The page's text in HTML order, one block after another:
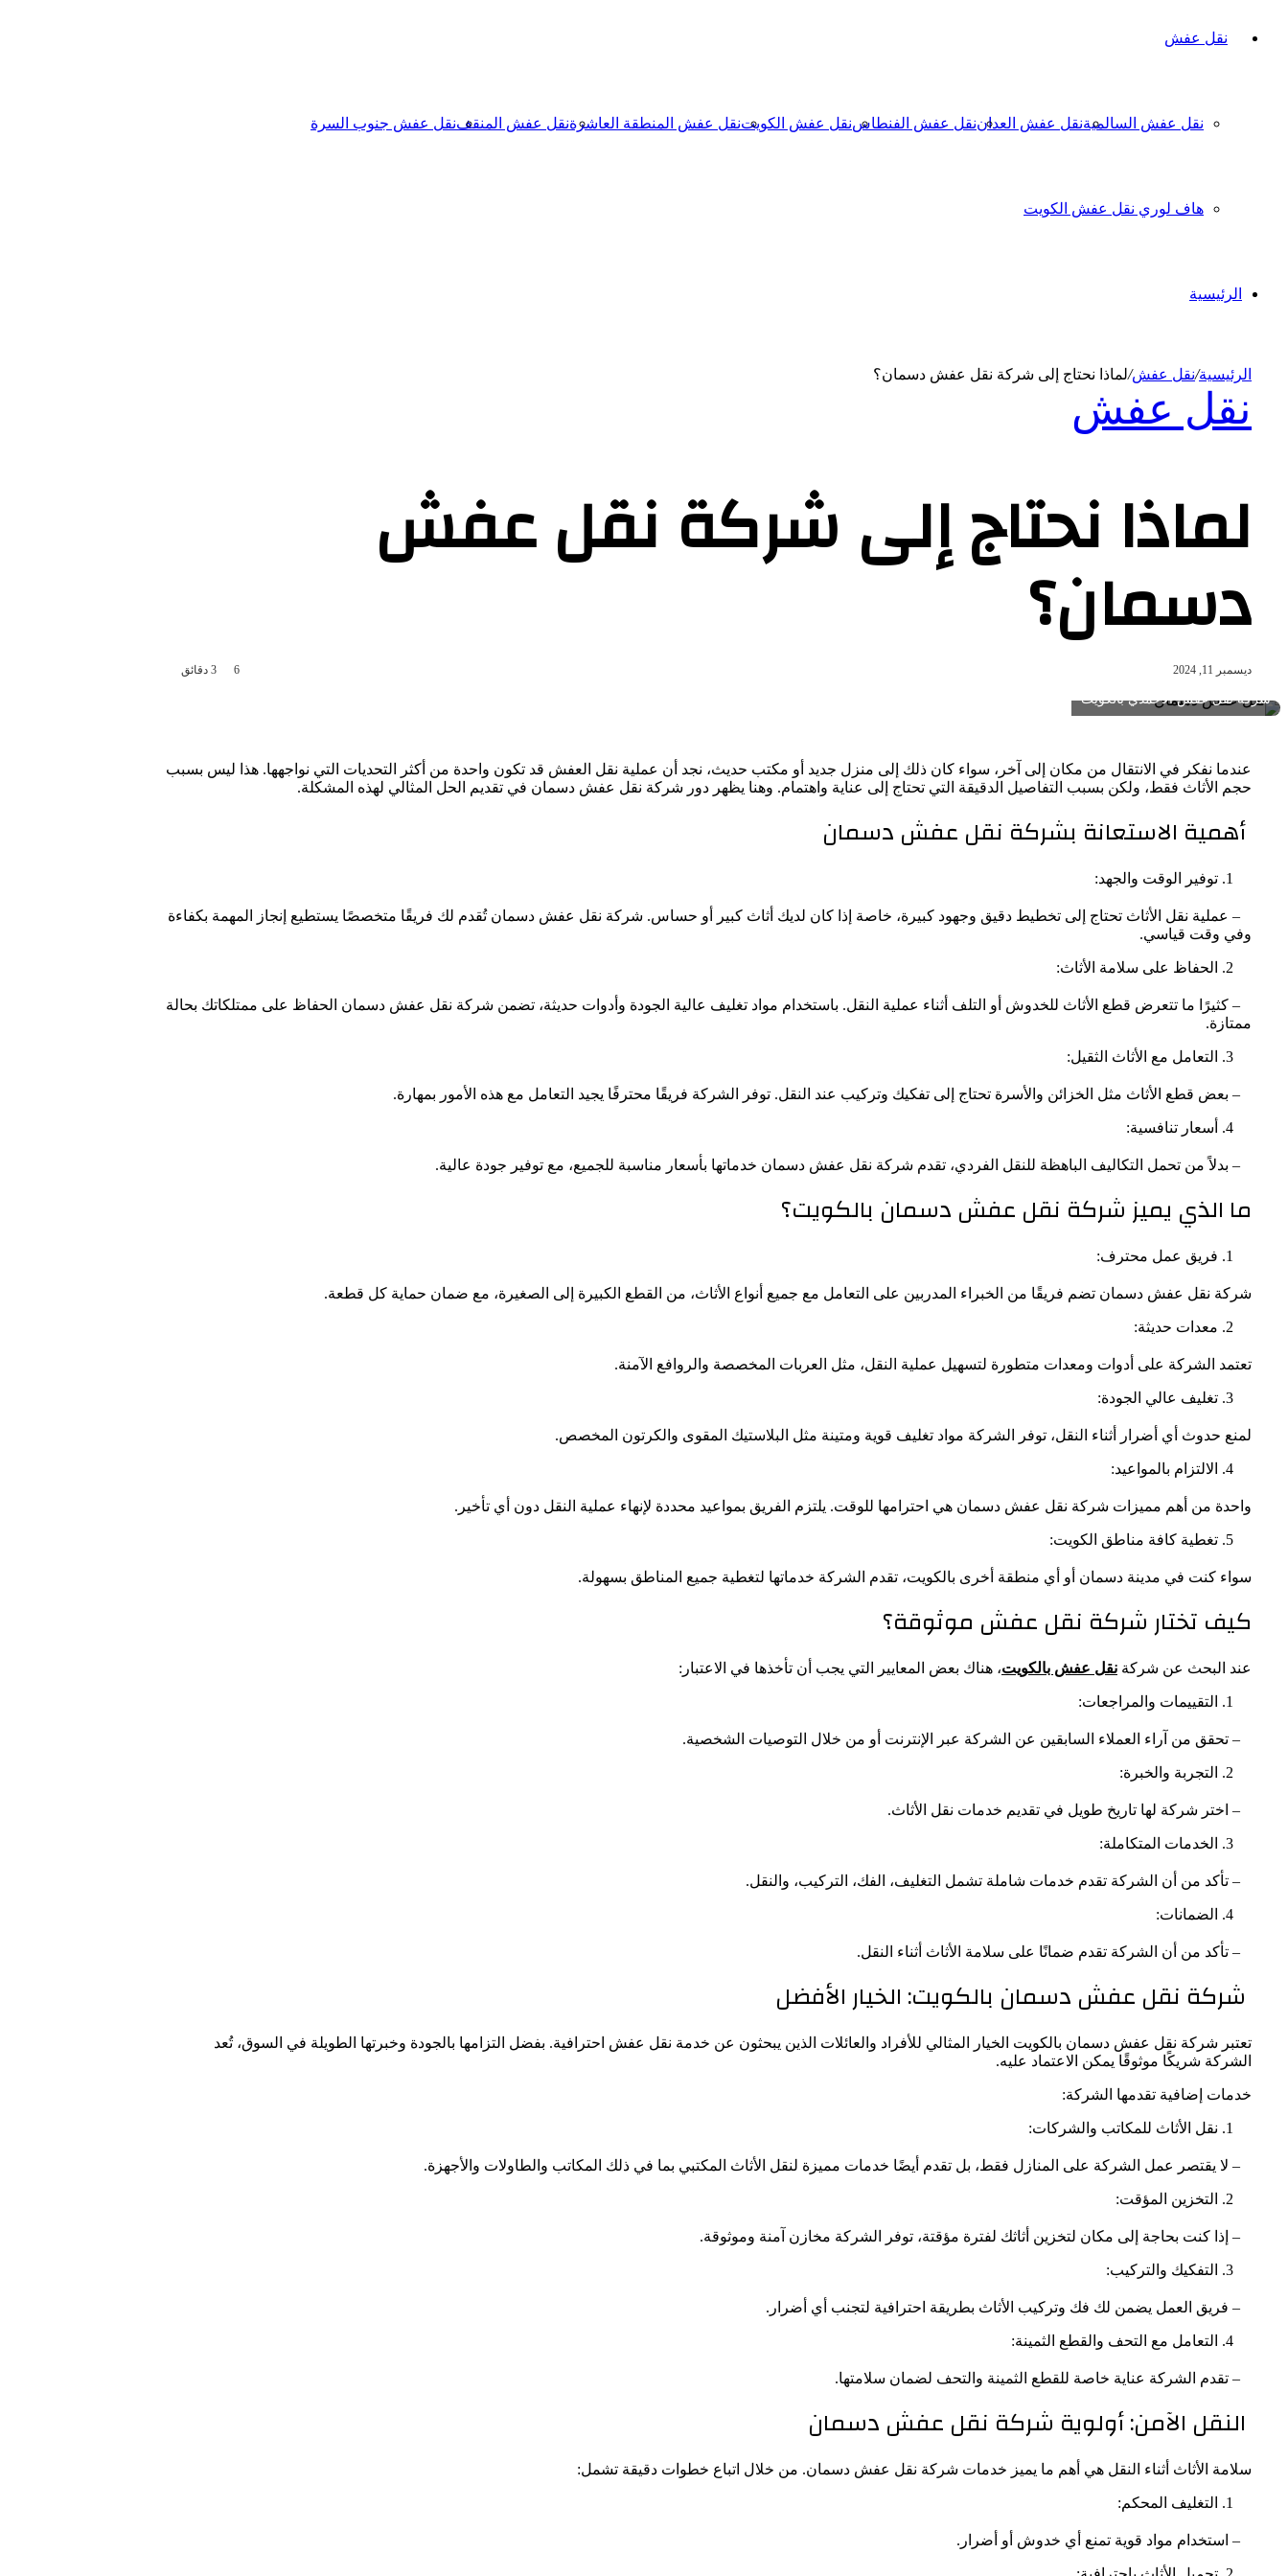
نقل عفش
نقل عفش السالميةنقل عفش العداننقل عفش الفنطاسنقل عفش الكويتنقل عفش المنطقة العاشرةنقل عفش المنقفنقل عفش جنوب السرة
هاف لوري نقل عفش الكويت
الرئيسية
الرئيسية/نقل عفش/لماذا نحتاج إلى شركة نقل عفش دسمان؟
نقل عفش
لماذا نحتاج إلى شركة نقل عفش
دسمان؟
ديسمبر 11, 2024 6 3 دقائق
شركة نقل عفش الاحمدي بالكويت
عندما نفكر في الانتقال من مكان إلى آخر، سواء كان ذلك إلى منزل جديد أو مكتب حديث، نجد أن عملية نقل العفش قد تكون واحدة من أكثر التحديات التي نواجهها. هذا ليس بسبب
حجم الأثاث فقط، ولكن بسبب التفاصيل الدقيقة التي تحتاج إلى عناية واهتمام. وهنا يظهر دور شركة نقل عفش دسمان في تقديم الحل المثالي لهذه المشكلة.
أهمية الاستعانة بشركة نقل عفش دسمان
توفير الوقت والجهد:
– عملية نقل الأثاث تحتاج إلى تخطيط دقيق وجهود كبيرة، خاصة إذا كان لديك أثاث كبير أو حساس. شركة نقل عفش دسمان تُقدم لك فريقًا متخصصًا يستطيع إنجاز المهمة بكفاءة
وفي وقت قياسي.
الحفاظ على سلامة الأثاث:
– كثيرًا ما تتعرض قطع الأثاث للخدوش أو التلف أثناء عملية النقل. باستخدام مواد تغليف عالية الجودة وأدوات حديثة، تضمن شركة نقل عفش دسمان الحفاظ على ممتلكاتك بحالة
ممتازة.
التعامل مع الأثاث الثقيل:
– بعض قطع الأثاث مثل الخزائن والأسرة تحتاج إلى تفكيك وتركيب عند النقل. توفر الشركة فريقًا محترفًا يجيد التعامل مع هذه الأمور بمهارة.
أسعار تنافسية:
– بدلاً من تحمل التكاليف الباهظة للنقل الفردي، تقدم شركة نقل عفش دسمان خدماتها بأسعار مناسبة للجميع، مع توفير جودة عالية.
ما الذي يميز شركة نقل عفش دسمان بالكويت؟
فريق عمل محترف:
شركة نقل عفش دسمان تضم فريقًا من الخبراء المدربين على التعامل مع جميع أنواع الأثاث، من القطع الكبيرة إلى الصغيرة، مع ضمان حماية كل قطعة.
معدات حديثة:
تعتمد الشركة على أدوات ومعدات متطورة لتسهيل عملية النقل، مثل العربات المخصصة والروافع الآمنة.
تغليف عالي الجودة:
لمنع حدوث أي أضرار أثناء النقل، توفر الشركة مواد تغليف قوية ومتينة مثل البلاستيك المقوى والكرتون المخصص.
الالتزام بالمواعيد:
واحدة من أهم مميزات شركة نقل عفش دسمان هي احترامها للوقت. يلتزم الفريق بمواعيد محددة لإنهاء عملية النقل دون أي تأخير.
تغطية كافة مناطق الكويت:
سواء كنت في مدينة دسمان أو أي منطقة أخرى بالكويت، تقدم الشركة خدماتها لتغطية جميع المناطق بسهولة.
كيف تختار شركة نقل عفش موثوقة؟
عند البحث عن شركة نقل عفش بالكويت، هناك بعض المعايير التي يجب أن تأخذها في الاعتبار:
التقييمات والمراجعات:
– تحقق من آراء العملاء السابقين عن الشركة عبر الإنترنت أو من خلال التوصيات الشخصية.
التجربة والخبرة:
– اختر شركة لها تاريخ طويل في تقديم خدمات نقل الأثاث.
الخدمات المتكاملة:
– تأكد من أن الشركة تقدم خدمات شاملة تشمل التغليف، الفك، التركيب، والنقل.
الضمانات:
– تأكد من أن الشركة تقدم ضمانًا على سلامة الأثاث أثناء النقل.
شركة نقل عفش دسمان بالكويت: الخيار الأفضل
تعتبر شركة نقل عفش دسمان بالكويت الخيار المثالي للأفراد والعائلات الذين يبحثون عن خدمة نقل عفش احترافية. بفضل التزامها بالجودة وخبرتها الطويلة في السوق، تُعد
الشركة شريكًا موثوقًا يمكن الاعتماد عليه.
خدمات إضافية تقدمها الشركة:
نقل الأثاث للمكاتب والشركات:
– لا يقتصر عمل الشركة على المنازل فقط، بل تقدم أيضًا خدمات مميزة لنقل الأثاث المكتبي بما في ذلك المكاتب والطاولات والأجهزة.
التخزين المؤقت:
– إذا كنت بحاجة إلى مكان لتخزين أثاثك لفترة مؤقتة، توفر الشركة مخازن آمنة وموثوقة.
التفكيك والتركيب:
– فريق العمل يضمن لك فك وتركيب الأثاث بطريقة احترافية لتجنب أي أضرار.
التعامل مع التحف والقطع الثمينة:
– تقدم الشركة عناية خاصة للقطع الثمينة والتحف لضمان سلامتها.
النقل الآمن: أولوية شركة نقل عفش دسمان
سلامة الأثاث أثناء النقل هي أهم ما يميز خدمات شركة نقل عفش دسمان. من خلال اتباع خطوات دقيقة تشمل:
التغليف المحكم:
– استخدام مواد قوية تمنع أي خدوش أو أضرار.